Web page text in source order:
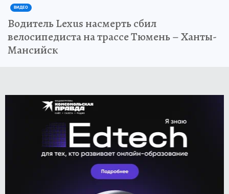
ВИДЕО
Водитель Lexus насмерть сбил
велосипедиста на трассе Тюмень – Ханты-
Мансийск